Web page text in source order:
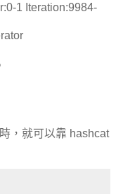
1 Iteration:9984-
，就可以靠 hashcat